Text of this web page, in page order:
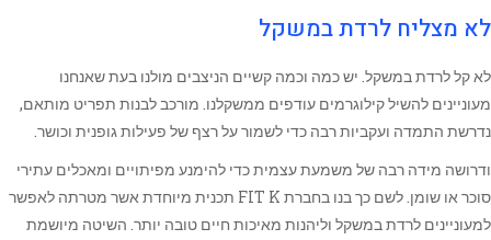
לא מצליח לרדת במשקל
לא קל לרדת במשקל. יש כמה וכמה קשיים הניצבים מולנו בעת שאנחנו
מעוניינים להשיל קילוגרמים עודפים ממשקלנו. מורכב לבנות תפריט מותאם,
נדרשת התמדה ועקביות רבה כדי לשמור על רצף של פעילות גופנית וכושר.
ודרושה מידה רבה של משמעת עצמית כדי להימנע מפיתויים ומאכלים עתירי
סוכר או שומן. לשם כך בנו בחברת FIT K תכנית מיוחדת אשר מטרתה לאפשר
למעוניינים לרדת במשקל וליהנות מאיכות חיים טובה יותר. השיטה מיושמת